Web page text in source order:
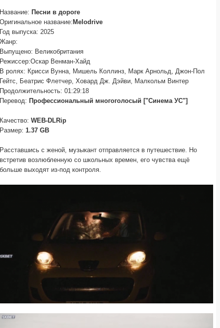
Название: Песни в дороге
Оригинальное название: Melodrive
Год выпуска: 2025
Жанр:
Выпущено: Великобритания
Режиссер:Оскар Венман-Хайд
В ролях: Крисси Вунна, Мишель Коллинз, Марк Арнольд, Джон-Пол
Гейтс, Беатрис Флетчер, Ховард Дж. Дэйви, Малкольм Винтер
Продолжительность: 01:29:18
Перевод: Профессиональный многоголосый ["Синема УС"]
Качество: WEB-DLRip
Размер: 1.37 GB
Расставшись с женой, музыкант отправляется в путешествие. Но
встретив возлюбленную со школьных времен, его чувства ещё
больше выходят из-под контроля.